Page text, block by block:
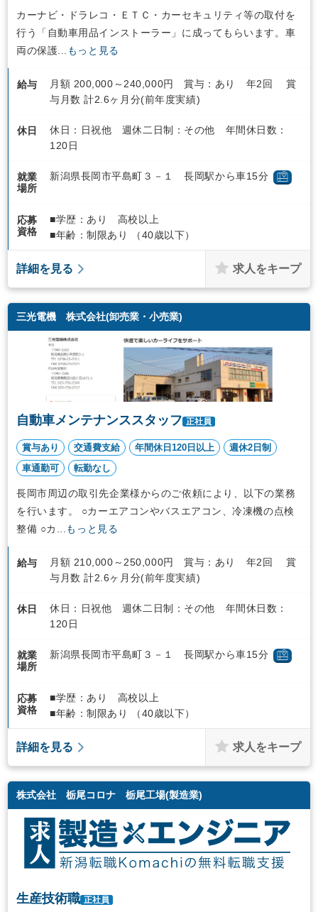
カーナビ・ドラレコ・ＥＴＣ・カーセキュリティ等の取付を
行う「自動車用品インストーラー」に成ってもらいます。車
両の保護... もっと見る
給与
月額 200,000～240,000円 賞与：あり 年2回 賞
与月数 計2.6ヶ月分(前年度実績)
休日
休日：日祝他 週休二日制：その他 年間休日数：
120日
就業
場所
新潟県長岡市平島町３－１ 長岡駅から車15分
応募
資格
■学歴：あり 高校以上
■年齢：制限あり （40歳以下）
詳細を見る 求人をキープ
三光電機 株式会社(卸売業・小売業)
自動車メンテナンススタッフ 正社員
賞与あり 交通費支給 年間休日120日以上
週休2日制
車通勤可
転勤なし
長岡市周辺の取引先企業様からのご依頼により、以下の業務
を行います。 ○カーエアコンやバスエアコン、冷凍機の点検
整備 ○カ...もっと見る
給与
月額 210,000～250,000円 賞与：あり 年2回 賞
与月数 計2.6ヶ月分(前年度実績)
休日
休日：日祝他 週休二日制：その他 年間休日数：
120日
就業
場所
新潟県長岡市平島町３－１ 長岡駅から車15分
応募
資格
■学歴：あり 高校以上
■年齢：制限あり （40歳以下）
詳細を見る 求人をキープ
株式会社 栃尾コロナ 栃尾工場(製造業)
生産技術職 正社員